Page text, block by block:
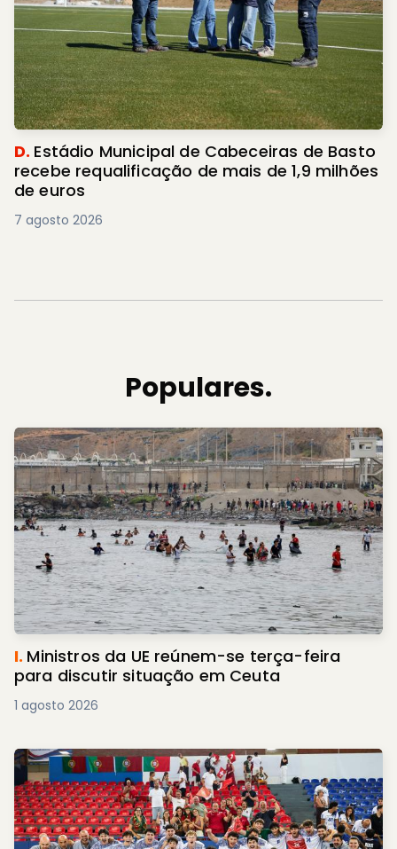
D. Estádio Municipal de Cabeceiras de Basto
recebe requalificação de mais de 1,9 milhões
de euros
7 agosto 2026
Populares.
I. Ministros da UE reúnem-se terça-feira
para discutir situação em Ceuta
1 agosto 2026